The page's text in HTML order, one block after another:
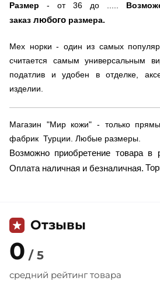
Размер - от 36 до .....
заказ любого размера.
Мех норки - один из самых
считается самым универсальным
податлив и удобен в отделке,
изделии.
Магазин "Мир кожи" - только
фабрик Турции. Любые размеры.
Возможно приобретение товара в
Оплата наличная и безналичная.
Отзывы
0 / 5
средний рейтинг товара